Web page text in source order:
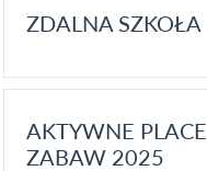
ZDALNA SZKOŁA
AKTYWNE PLACE
ZABAW 2025